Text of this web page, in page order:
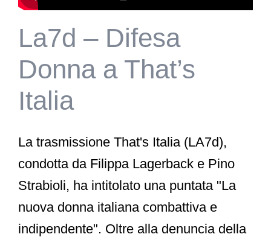
La7d – Difesa
Donna a That’s
Italia
La trasmissione That's Italia (LA7d),
condotta da Filippa Lagerback e Pino
Strabioli, ha intitolato una puntata "La
nuova donna italiana combattiva e
indipendente". Oltre alla denuncia della